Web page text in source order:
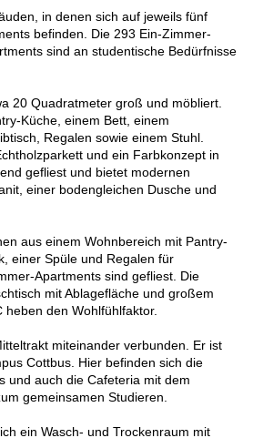
in denen sich auf jeweils fünf
befinden. Die 293 Ein-Zimmer-
sind an studentische Bedürfnisse
20 Quadratmeter groß und möbliert.
Küche, einem Bett, einem
Regalen sowie einem Stuhl.
und ein Farbkonzept in
gefliest und bietet modernen
einer bodengleichen Dusche und
aus einem Wohnbereich mit Pantry-
einer Spüle und Regalen für
Apartments sind gefliest. Die
mit Ablagefläche und großem
heben den Wohlfühlfaktor.
miteinander verbunden. Er ist
Cottbus. Hier befinden sich die
und auch die Cafeteria mit dem
gemeinsamen Studieren.
ein Wasch- und Trockenraum mit